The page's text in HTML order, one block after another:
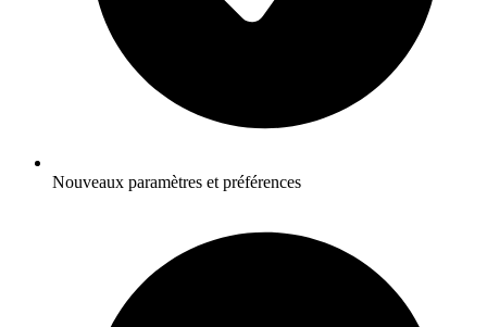
Nouveaux paramètres et préférences